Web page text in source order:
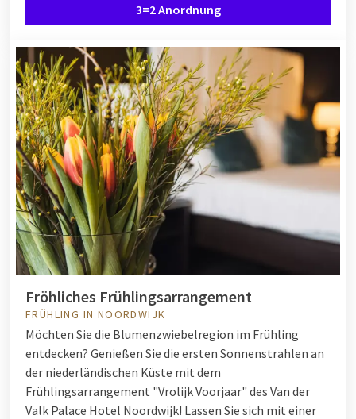
3=2 Anordnung
Fröhliches Frühlingsarrangement
FRÜHLING IN NOORDWIJK
Möchten Sie die Blumenzwiebelregion im Frühling
entdecken? Genießen Sie die ersten Sonnenstrahlen an
der niederländischen Küste mit dem
Frühlingsarrangement "Vrolijk Voorjaar" des Van der
Valk Palace Hotel Noordwijk! Lassen Sie sich mit einer